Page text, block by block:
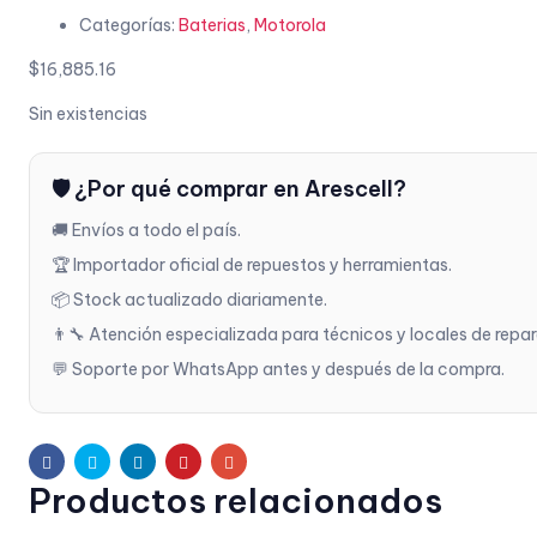
Categorías: Baterias, Motorola
$16,885.16
Sin existencias
🛡️ ¿Por qué comprar en Arescell?
🚚 Envíos a todo el país.
🏆 Importador oficial de repuestos y herramientas.
📦 Stock actualizado diariamente.
👨‍🔧 Atención especializada para técnicos y locales de
💬 Soporte por WhatsApp antes y después de la compra.
FacebookTwitter LinkedinPinterestEmail
Productos relacionados